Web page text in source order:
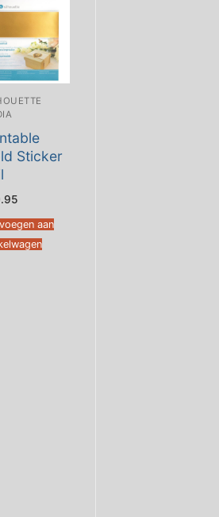
Sticker
aan